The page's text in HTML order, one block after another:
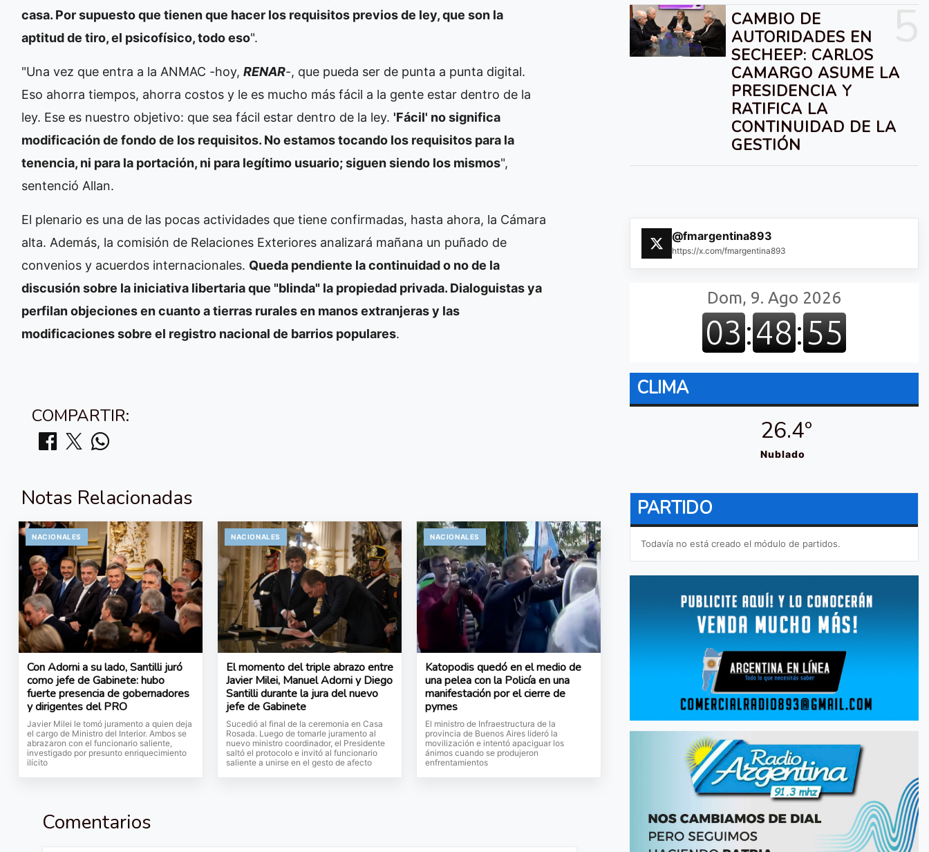
casa. Por supuesto que tienen que hacer los requisitos previos de ley, que son la
aptitud de tiro, el psicofísico, todo eso".
"Una vez que entra a la ANMAC -hoy, RENAR-, que pueda ser de punta a punta digital.
Eso ahorra tiempos, ahorra costos y le es mucho más fácil a la gente estar dentro de la
ley. Ese es nuestro objetivo: que sea fácil estar dentro de la ley. 'Fácil' no significa
modificación de fondo de los requisitos. No estamos tocando los requisitos para la
tenencia, ni para la portación, ni para legítimo usuario; siguen siendo los mismos",
sentenció Allan.
El plenario es una de las pocas actividades que tiene confirmadas, hasta ahora, la Cámara
alta. Además, la comisión de Relaciones Exteriores analizará mañana un puñado de
convenios y acuerdos internacionales. Queda pendiente la continuidad o no de la
discusión sobre la iniciativa libertaria que "blinda" la propiedad privada. Dialoguistas ya
perfilan objeciones en cuanto a tierras rurales en manos extranjeras y las
modificaciones sobre el registro nacional de barrios populares.
COMPARTIR:
Notas Relacionadas
NACIONALES
Con Adorni a su lado, Santilli juró
como jefe de Gabinete: hubo
fuerte presencia de gobernadores
y dirigentes del PRO
Javier Milei le tomó juramento a quien deja
el cargo de Ministro del Interior. Ambos se
abrazaron con el funcionario saliente,
investigado por presunto enriquecimiento
ilícito
NACIONALES
El momento del triple abrazo entre
Javier Milei, Manuel Adorni y Diego
Santilli durante la jura del nuevo
jefe de Gabinete
Sucedió al final de la ceremonia en Casa
Rosada. Luego de tomarle juramento al
nuevo ministro coordinador, el Presidente
saltó el protocolo e invitó al funcionario
saliente a unirse en el gesto de afecto
NACIONALES
Katopodis quedó en el medio de
una pelea con la Policía en una
manifestación por el cierre de
pymes
El ministro de Infraestructura de la
provincia de Buenos Aires lideró la
movilización e intentó apaciguar los
ánimos cuando se produjeron
enfrentamientos
Comentarios
CAMBIO DE
AUTORIDADES EN
SECHEEP: CARLOS
CAMARGO ASUME LA
PRESIDENCIA Y
RATIFICA LA
CONTINUIDAD DE LA
GESTIÓN
@fmargentina893
https://x.com/fmargentina893
CLIMA
26.4º
Nublado
PARTIDO
Todavía no está creado el módulo de partidos.